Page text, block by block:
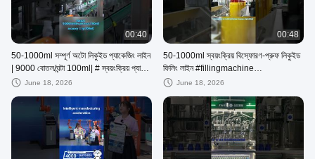
00:40
50-1000ml সম্পূর্ণ অটো লিকুইড প্যাকেজিং লাইন
| 9000 বোতল/ঘন্টা 100ml| # স্বয়ংক্রিয় প্যাকিং
মেশিনJune 18, 2026
00:48
50-1000ml স্বয়ংক্রিয় বিস্ফোরণ-প্রুফ লিকুইড
ফিলিং লাইন #fillingmachine
#automaticpackingmachine
June 18, 2026